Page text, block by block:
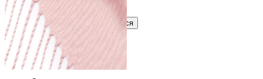
Войти Зарегистрироваться
Оптом
Цвет: